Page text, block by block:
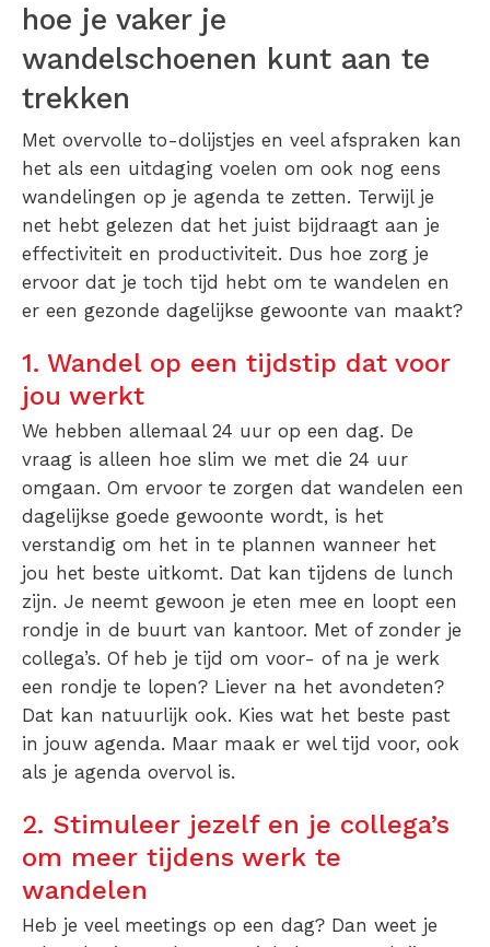
hoe je vaker je
wandelschoenen kunt aan te
trekken
Met overvolle to-dolijstjes en veel afspraken kan
het als een uitdaging voelen om ook nog eens
wandelingen op je agenda te zetten. Terwijl je
net hebt gelezen dat het juist bijdraagt aan je
effectiviteit en productiviteit. Dus hoe zorg je
ervoor dat je toch tijd hebt om te wandelen en
er een gezonde dagelijkse gewoonte van maakt?
1. Wandel op een tijdstip dat voor
jou werkt
We hebben allemaal 24 uur op een dag. De
vraag is alleen hoe slim we met die 24 uur
omgaan. Om ervoor te zorgen dat wandelen een
dagelijkse goede gewoonte wordt, is het
verstandig om het in te plannen wanneer het
jou het beste uitkomt. Dat kan tijdens de lunch
zijn. Je neemt gewoon je eten mee en loopt een
rondje in de buurt van kantoor. Met of zonder je
collega’s. Of heb je tijd om voor- of na je werk
een rondje te lopen? Liever na het avondeten?
Dat kan natuurlijk ook. Kies wat het beste past
in jouw agenda. Maar maak er wel tijd voor, ook
als je agenda overvol is.
2. Stimuleer jezelf en je collega’s
om meer tijdens werk te
wandelen
Heb je veel meetings op een dag? Dan weet je